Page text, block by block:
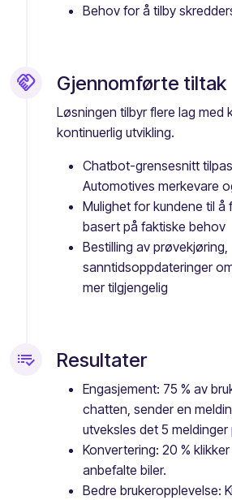
Behov for å tilby
handshake Gjennomførte tiltak
Løsningen tilbyr flere lag med
kontinuerlig utvikling.
Chatbot-grensesnitt
Automotives merkevare
Mulighet for kundene til å
basert på faktiske behov
Bestilling av prøvekjøring,
sanntidsoppdateringer
mer tilgjengelig
tv_options_edit_channels Resultater
Engasjement: 75 % av
chatten, sender en
utveksles det 5 meldinger
Konvertering: 20 %
anbefalte biler.
Bedre brukeropplevelse: